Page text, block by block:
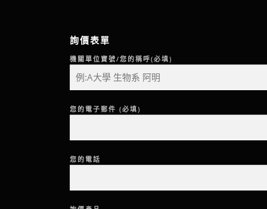
詢價表單
機關單位寶號/您的稱呼(必填)
您的電子郵件 (必填)
您的電話